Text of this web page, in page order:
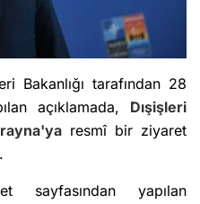
Bakanlığı tarafından 28
açıklamada, Dışişleri
resmî bir ziyaret
sayfasından yapılan